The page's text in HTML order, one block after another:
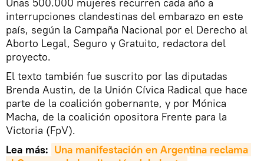
interrupciones clandestinas del embarazo en este
país, según la Campaña Nacional por el Derecho al
Aborto Legal, Seguro y Gratuito, redactora del
proyecto.
El texto también fue suscrito por las diputadas
Brenda Austin, de la Unión Cívica Radical que hace
parte de la coalición gobernante, y por Mónica
Macha, de la coalición opositora Frente para la
Victoria (FpV).
Lea más: Una manifestación en Argentina reclama